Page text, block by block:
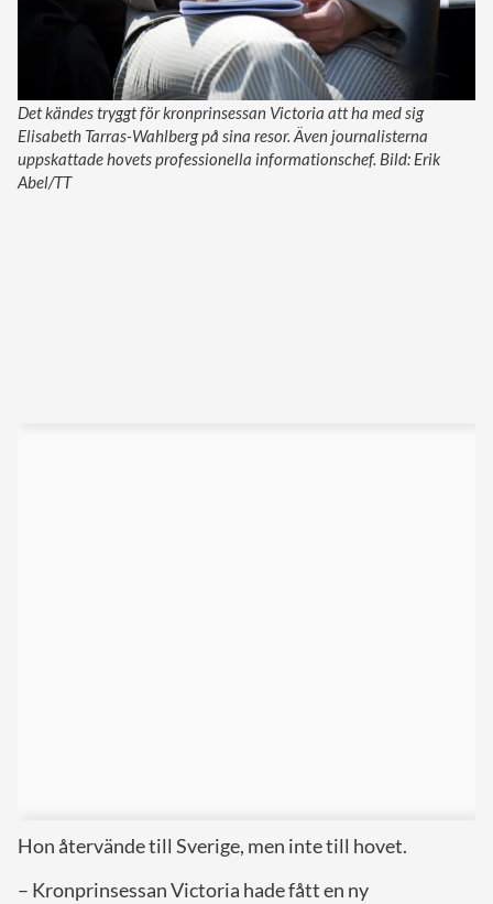
Det kändes tryggt för kronprinsessan Victoria att ha med sig
Elisabeth Tarras-Wahlberg på sina resor. Även journalisterna
uppskattade hovets professionella informationschef. Bild: Erik
Abel/TT
Hon återvände till Sverige, men inte till hovet.
– Kronprinsessan Victoria hade fått en ny